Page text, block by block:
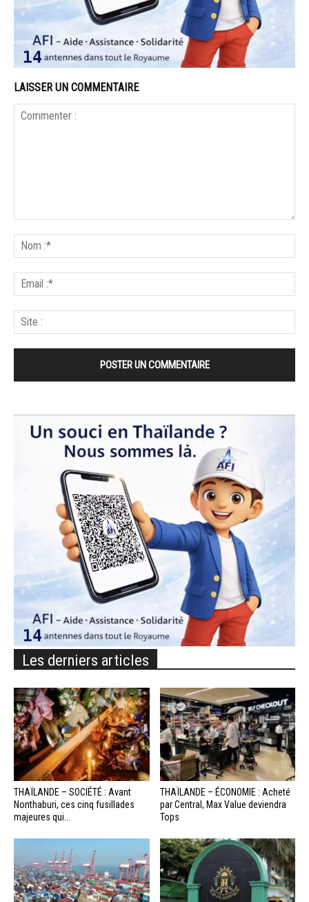
LAISSER UN COMMENTAIRE
Les derniers articles
THAÏLANDE – SOCIÉTÉ : Avant
Nonthaburi, ces cinq fusillades
majeures qui...
THAÏLANDE – ÉCONOMIE : Acheté
par Central, Max Value deviendra
Tops